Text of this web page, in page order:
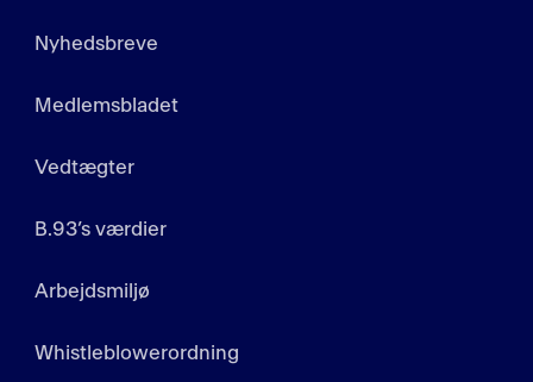
Nyhedsbreve
Medlemsbladet
Vedtægter
B.93’s værdier
Arbejdsmiljø
Whistleblowerordning